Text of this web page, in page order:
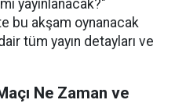
yayınlanacak?"
bu akşam oynanacak
tüm yayın detayları ve
Ne Zaman ve